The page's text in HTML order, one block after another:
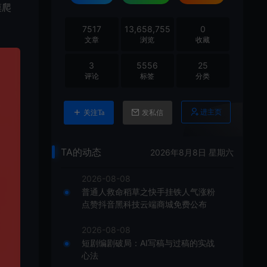
7517
文章
13,658,755
浏览
0
收藏
3
评论
5556
标签
25
分类
关注Ta 发私信 进主页
TA的动态 2026年8月8日 星期六
2026-08-08
普通人救命稻草之快手挂铁人气涨粉
点赞抖音黑科技云端商城免费公布
2026-08-08
短剧编剧破局：AI写稿与过稿的实战
心法